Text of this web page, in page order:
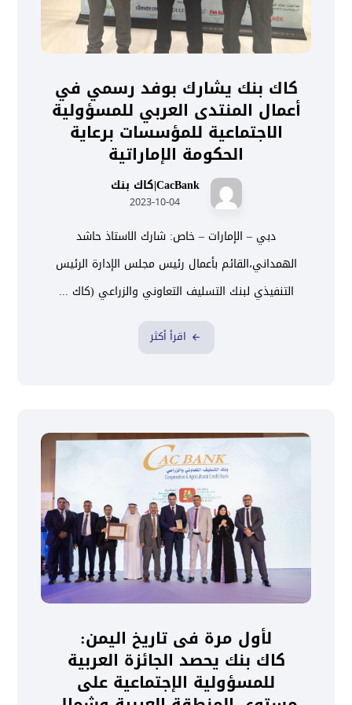
كاك بنك يشارك بوفد رسمي في
أعمال المنتدى العربي للمسؤولية
الاجتماعية للمؤسسات برعاية
الحكومة الإماراتية
CacBank|كاك بنك
2023-10-04
دبي – الإمارات – خاص: شارك الاستاذ حاشد
الهمداني،القائم بأعمال رئيس مجلس الإدارة الرئيس
التنفيذي لبنك التسليف التعاوني والزراعي (كاك ...
اقرأ أكثر
لأول مرة فى تاريخ اليمن:
كاك بنك يحصد الجائزة العربية
للمسؤولية الإجتماعية على